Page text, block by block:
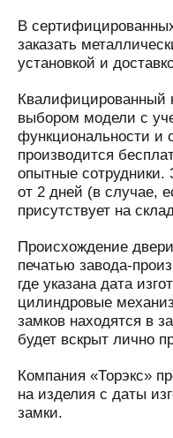
В
заказать
установкой и
Квалифицированный
выбором модели с
функциональности и
производится
опытные сотрудники.
от 2 дней (в случае,
присутствует на
Происхождение
печатью завода-
где указана дата
цилиндровые
замков находятся в
будет вскрыт лично
Компания «Торэкс»
на изделия с даты
замки.